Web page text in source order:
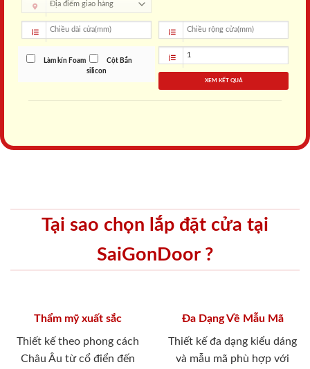
Làm kín Foam
Cột Bắn
silicon
XEM KẾT QUẢ
Tại sao chọn lắp đặt cửa tại
SaiGonDoor ?
Thẩm mỹ xuất sắc
Thiết kế theo phong cách
Châu Âu từ cổ điển đến
Đa Dạng Về Mẫu Mã
Thiết kế đa dạng kiểu dáng
và mẫu mã phù hợp với